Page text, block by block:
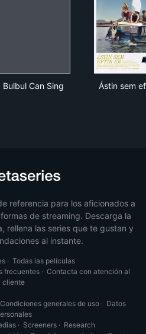
Bulbul Can Sing Ástin sem
referencia para los aficionados a
de streaming. Descarga la
rellena las series que te gustan y
al instante.
· Todas las películas
frecuentes· Contacta con atención al
cliente
Condiciones generales de uso· Datos
· Screeners· Research